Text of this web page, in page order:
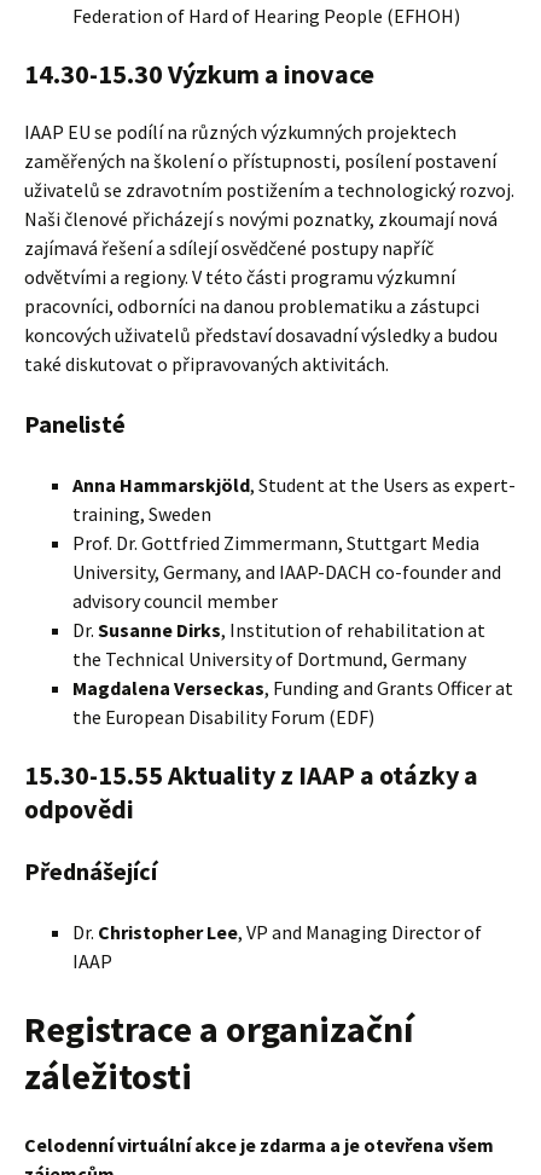
Federation of Hard of Hearing People (EFHOH)
14.30-15.30 Výzkum a inovace
IAAP EU se podílí na různých výzkumných projektech
zaměřených na školení o přístupnosti, posílení postavení
uživatelů se zdravotním postižením a technologický rozvoj.
Naši členové přicházejí s novými poznatky, zkoumají nová
zajímavá řešení a sdílejí osvědčené postupy napříč
odvětvími a regiony. V této části programu výzkumní
pracovníci, odborníci na danou problematiku a zástupci
koncových uživatelů představí dosavadní výsledky a budou
také diskutovat o připravovaných aktivitách.
Panelisté
Anna Hammarskjöld, Student at the Users as expert-
training, Sweden
Prof. Dr. Gottfried Zimmermann, Stuttgart Media
University, Germany, and IAAP-DACH co-founder and
advisory council member
Dr. Susanne Dirks, Institution of rehabilitation at
the Technical University of Dortmund, Germany
Magdalena Verseckas, Funding and Grants Officer at
the European Disability Forum (EDF)
15.30-15.55 Aktuality z IAAP a otázky a
odpovědi
Přednášející
Dr. Christopher Lee, VP and Managing Director of
IAAP
Registrace a organizační
záležitosti
Celodenní virtuální akce je zdarma a je otevřena všem